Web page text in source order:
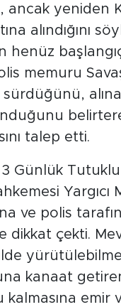
yeniden
alındığını
henüz
memuru
sürdüğünü,
talep etti.
Günlük
ve polis
dikkat çekti.
kanaat
emir